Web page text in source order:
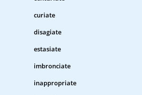
curiate
disagiate
estasiate
imbronciate
inappropriate